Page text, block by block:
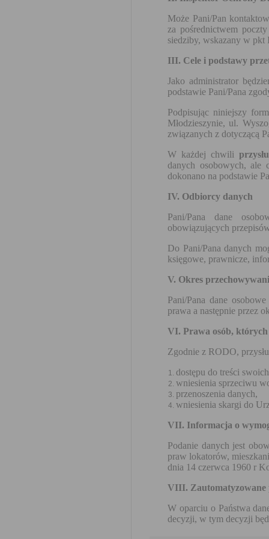
Może Pani/Pan
za pośrednictwem
siedziby, wskazany w pkt
III. Cele i podstawy
Jako administrator
podstawie Pani/Pana
Podpisując niniejszy
Młodzieszynie, ul.
związanych z dotyczącą
W każdej chwili
danych osobowych, ale
dokonano na podstawie
IV. Odbiorcy danych
Pani/Pana dane
obowiązujących
Do Pani/Pana danych
księgowe, prawnicze,
V. Okres
Pani/Pana dane
prawa a następnie przez
VI. Prawa osób, których
Zgodnie z RODO,
dostępu do treści
wniesienia sprzeciwu
przenoszenia danych,
wniesienia skargi do
VII. Informacja o
Podanie danych jest
praw lokatorów,
dnia 14 czerwca 1960 r
VIII. Zautomatyzowane
W oparciu o Państwa
decyzji, w tym decyzji